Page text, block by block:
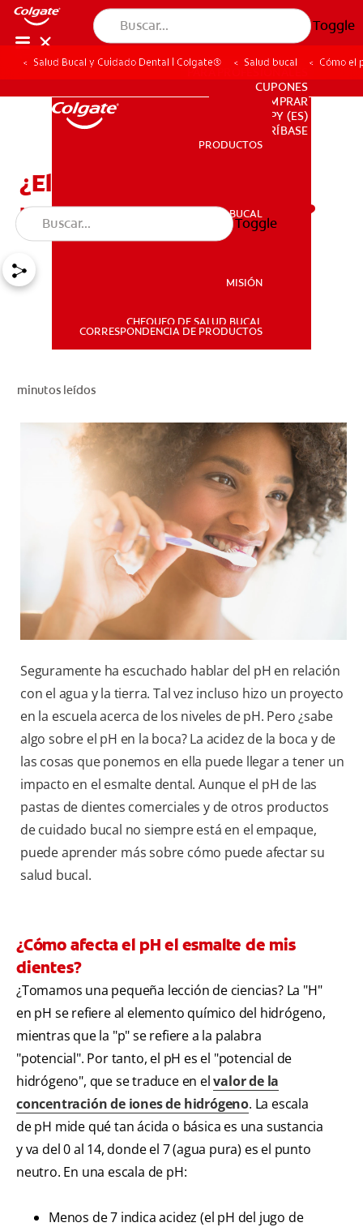
Toggle
PRODUCTOS
SALUD BUCAL
PARA PROFESIONALES
CUPONES
DONDE COMPRAR
PARA PROFESIONALES
CUPONES
DONDE COMPRAR
PY (ES)
SUSCRÍBASE
PRODUCTOS
SALUD BUCAL
MISIÓN
CHEQUEO DE SALUD BUCAL
CORRESPONDENCIA DE PRODUCTOS
Toggle
Salud Bucal y Cuidado Dental | Colgate® Salud bucal Cómo el
¿El pH de la pasta dental
puede afectar el esmalte?
minutos leídos
Seguramente ha escuchado hablar del pH en relación
con el agua y la tierra. Tal vez incluso hizo un proyecto
en la escuela acerca de los niveles de pH. Pero ¿sabe
algo sobre el pH en la boca? La acidez de la boca y de
las cosas que ponemos en ella puede llegar a tener un
impacto en el esmalte dental. Aunque el pH de las
pastas de dientes comerciales y de otros productos
de cuidado bucal no siempre está en el empaque,
puede aprender más sobre cómo puede afectar su
salud bucal.
¿Cómo afecta el pH el esmalte de mis
dientes?
¿Tomamos una pequeña lección de ciencias? La "H"
en pH se refiere al elemento químico del hidrógeno,
mientras que la "p" se refiere a la palabra
"potencial". Por tanto, el pH es el "potencial de
hidrógeno", que se traduce en elvalor de la
concentración de iones de hidrógeno. La escala
de pH mide qué tan ácida o básica es una sustancia
y va del 0 al 14, donde el 7 (agua pura) es el punto
neutro. En una escala de pH:
Menos de 7 indica acidez (el pH del jugo de